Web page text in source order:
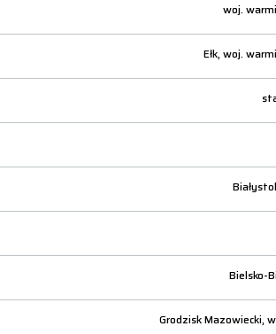
woj.
Ełk, woj.
Bielsko-
Grodzisk Mazowiecki,